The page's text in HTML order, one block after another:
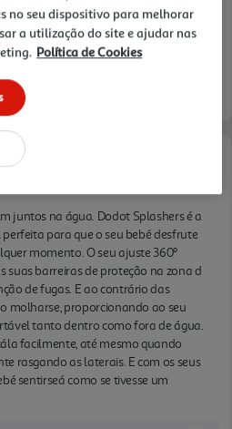
as laterais. E
o seu bebé
um autêntico fato de
juntos na água. Dodot Splashers é a
para que o seu bebé desfrute
momento. O seu ajuste 360º
barreiras de proteção na zona d
de fugas. E ao contrário das
molharse, proporcionando ao seu
tanto dentro como fora de água.
facilmente, até mesmo quando
rasgando as laterais. E com os seus
sentirseá como se tivesse um
no seu dispositivo para melhorar
a utilização do site e ajudar nas
Política de Cookies